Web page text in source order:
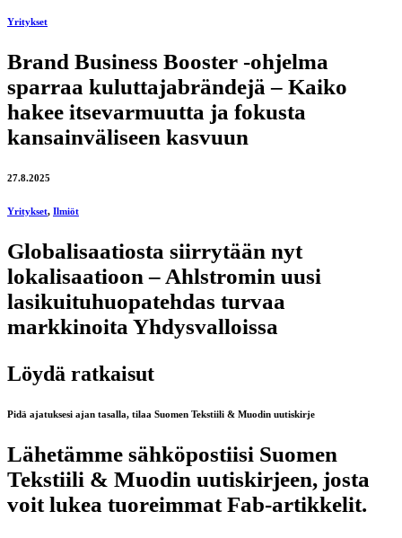
Yritykset
Brand Business Booster -ohjelma
sparraa kuluttajabrändejä – Kaiko
hakee itsevarmuutta ja fokusta
kansainväliseen kasvuun
27.8.2025
Yritykset, Ilmiöt
Globalisaatiosta siirrytään nyt
lokalisaatioon – Ahlstromin uusi
lasikuituhuopatehdas turvaa
markkinoita Yhdysvalloissa
Löydä ratkaisut
Pidä ajatuksesi ajan tasalla, tilaa Suomen Tekstiili & Muodin uutiskirje
Lähetämme sähköpostiisi Suomen
Tekstiili & Muodin uutiskirjeen, josta
voit lukea tuoreimmat Fab-artikkelit.